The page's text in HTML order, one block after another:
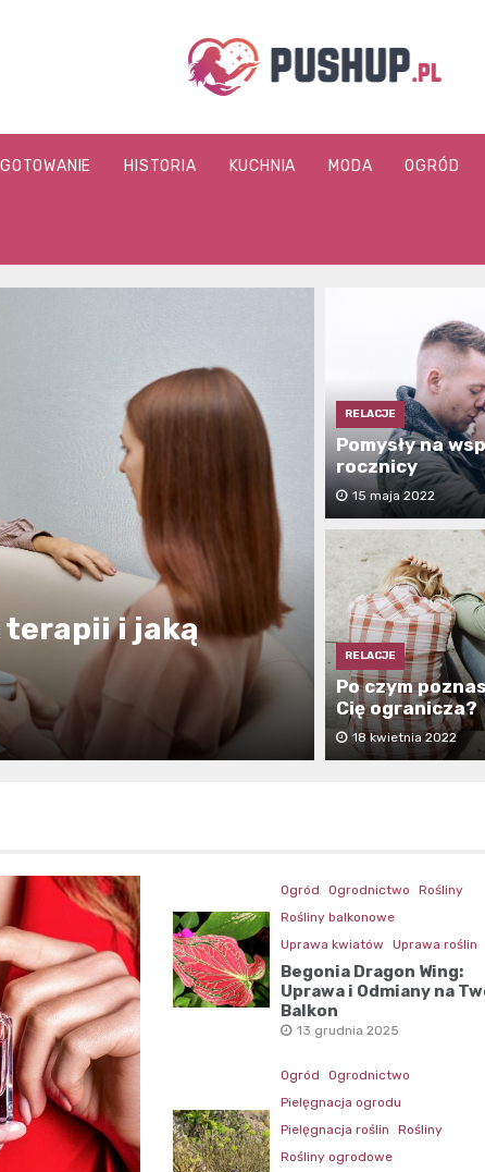
pushup.pl
GOTOWANIE HISTORIA KUCHNIA MODA OGRÓD
i jaką
że coś jest z
myślenia o
RELACJE
Pomysły na
rocznicy
15 maja 2022
RELACJE
Po czym
Cię ogranicza?
18 kwietnia 2022
Ogród Ogrodnictwo
Rośliny
Rośliny balkonowe
Uprawa kwiatów
Uprawa roślin
Begonia Dragon Wing:
Uprawa i Odmiany na
Balkon
13 grudnia 2025
Ogród
Ogrodnictwo
Pielęgnacja ogrodu
Pielęgnacja roślin
Rośliny
Rośliny ogrodowe